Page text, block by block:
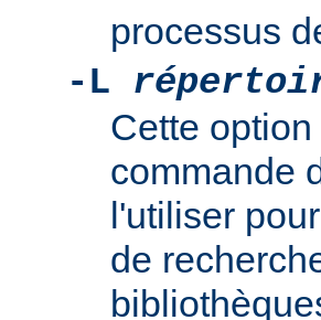
processus
-L
Cette
commande
l'utiliser
de